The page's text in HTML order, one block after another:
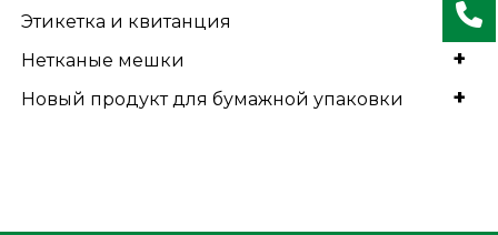
+
Этикетка и квитанция
+
Нетканые мешки
+
Новый продукт для бумажной упаковки